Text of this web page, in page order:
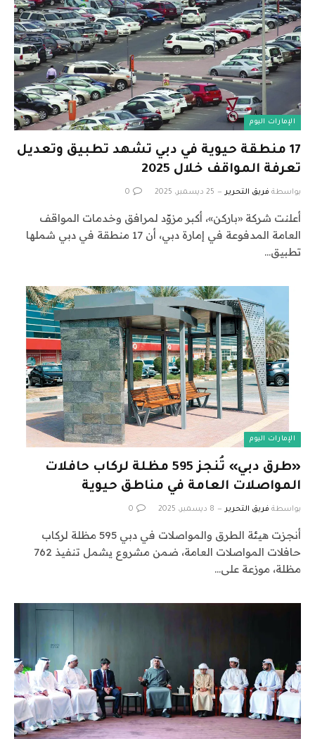
الإمارات اليوم
17 منطقة حيوية في دبي تشهد تطبيق وتعديل
تعرفة المواقف خلال 2025
بواسطة فريق التحرير 25 ديسمبر، 2025 0
أعلنت شركة «باركن»، أكبر مزوّد لمرافق وخدمات المواقف
العامة المدفوعة في إمارة دبي، أن 17 منطقة في دبي شملها
تطبيق…
الإمارات اليوم
«طرق دبي» تُنجز 595 مظلة لركاب حافلات
المواصلات العامة في مناطق حيوية
بواسطة فريق التحرير 8 ديسمبر، 2025 0
أنجزت هيئة الطرق والمواصلات في دبي 595 مظلة لركاب
حافلات المواصلات العامة، ضمن مشروع يشمل تنفيذ 762
مظلة، موزعة على…